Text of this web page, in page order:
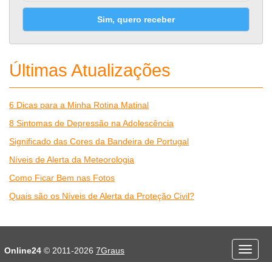
Sim, quero receber
Últimas Atualizações
6 Dicas para a Minha Rotina Matinal
8 Sintomas de Depressão na Adolescência
Significado das Cores da Bandeira de Portugal
Níveis de Alerta da Meteorologia
Como Ficar Bem nas Fotos
Quais são os Níveis de Alerta da Proteção Civil?
Educação
Online24 © 2011-2026 7Graus
Menu